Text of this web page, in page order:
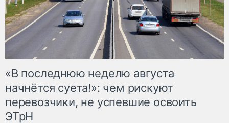
«В последнюю неделю августа
начнётся суета!»: чем рискуют
перевозчики, не успевшие освоить
ЭТрН